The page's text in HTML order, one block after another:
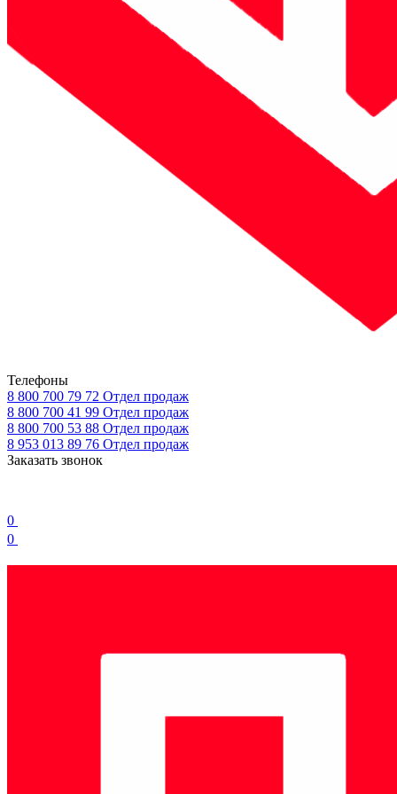
Телефоны
8 800 700 79 72 Отдел продаж
8 800 700 41 99 Отдел продаж
8 800 700 53 88 Отдел продаж
8 953 013 89 76 Отдел продаж
Заказать звонок
0
0